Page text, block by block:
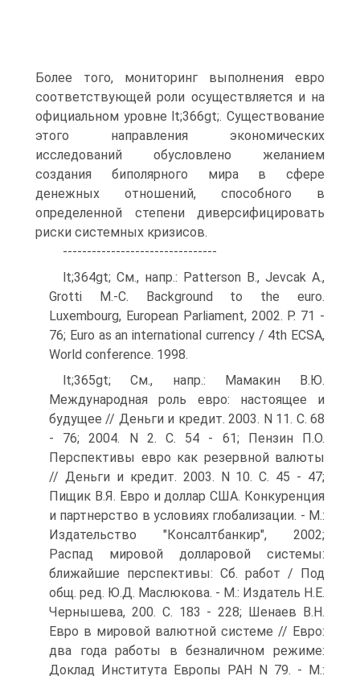
Более того, мониторинг выполнения евро
соответствующей роли осуществляется и на
официальном уровне lt;366gt;. Существование
этого направления экономических
исследований обусловлено желанием
создания биполярного мира в сфере
денежных отношений, способного в
определенной степени диверсифицировать
риски системных кризисов.
--------------------------------
lt;364gt; См., напр.: Patterson B., Jevcak A.,
Grotti M.-C. Background to the euro.
Luxembourg, European Parliament, 2002. P. 71 -
76; Euro as an international currency / 4th ECSA,
World conference. 1998.
lt;365gt; См., напр.: Мамакин В.Ю.
Международная роль евро: настоящее и
будущее // Деньги и кредит. 2003. N 11. С. 68
- 76; 2004. N 2. С. 54 - 61; Пензин П.О.
Перспективы евро как резервной валюты
// Деньги и кредит. 2003. N 10. С. 45 - 47;
Пищик В.Я. Евро и доллар США. Конкуренция
и партнерство в условиях глобализации. - М.:
Издательство "Консалтбанкир", 2002;
Распад мировой долларовой системы:
ближайшие перспективы: Сб. работ / Под
общ. ред. Ю.Д. Маслюкова. - М.: Издатель Н.Е.
Чернышева, 200. С. 183 - 228; Шенаев В.Н.
Евро в мировой валютной системе // Евро:
два года работы в безналичном режиме:
Доклад Института Европы РАН N 79. - М.: